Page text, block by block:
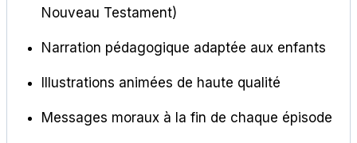
Nouveau Testament)
Narration pédagogique adaptée aux enfants
Illustrations animées de haute qualité
Messages moraux à la fin de chaque épisode